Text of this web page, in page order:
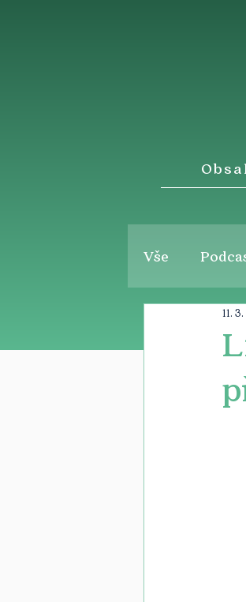
Vše
11.